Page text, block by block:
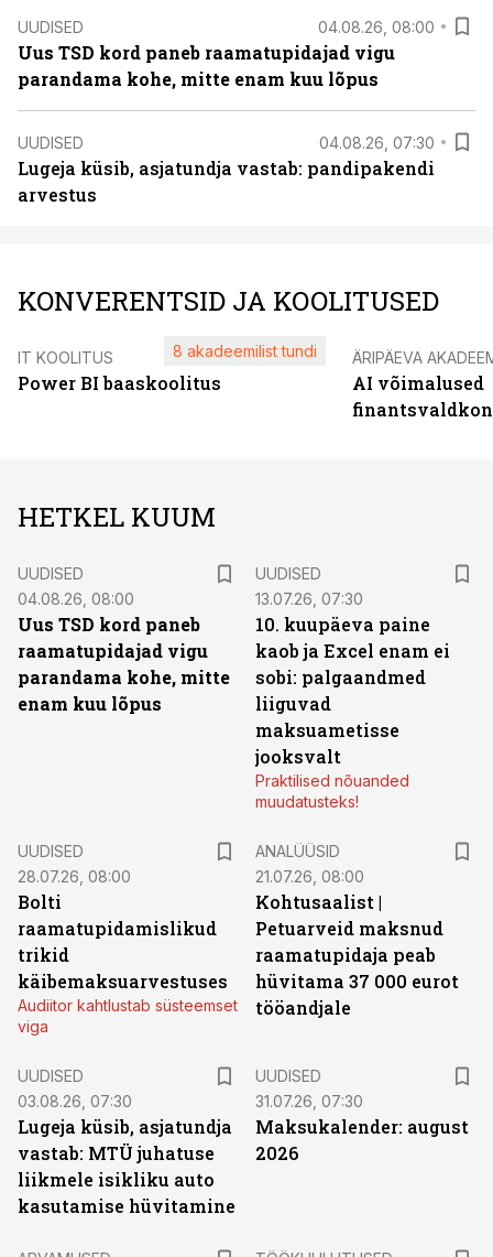
UUDISED 04.08.26, 08:00
Uus TSD kord paneb raamatupidajad vigu
parandama kohe, mitte enam kuu lõpus
UUDISED 04.08.26, 07:30
Lugeja küsib, asjatundja vastab: pandipakendi
arvestus
KONVERENTSID JA KOOLITUSED
IT KOOLITUS
Power BI baaskoolitus
8 akadeemilist tundi ÄRIPÄEVA
AI võimalused
HETKEL KUUM
UUDISED
04.08.26, 08:00
Uus TSD kord paneb
raamatupidajad vigu
parandama kohe, mitte
enam kuu lõpus
UUDISED
13.07.26, 07:30
10. kuupäeva paine
kaob ja Excel enam ei
sobi: palgaandmed
liiguvad
maksuametisse
jooksvalt
Praktilised nõuanded
muudatusteks!
UUDISED
28.07.26, 08:00
Bolti
raamatupidamislikud
trikid
käibemaksuarvestuses
Audiitor kahtlustab süsteemset
viga
ANALÜÜSID
21.07.26, 08:00
Kohtusaalist |
Petuarveid maksnud
raamatupidaja peab
hüvitama 37 000 eurot
tööandjale
UUDISED
03.08.26, 07:30
Lugeja küsib, asjatundja
vastab: MTÜ juhatuse
liikmele isikliku auto
kasutamise hüvitamine
UUDISED
31.07.26, 07:30
Maksukalender: august
2026